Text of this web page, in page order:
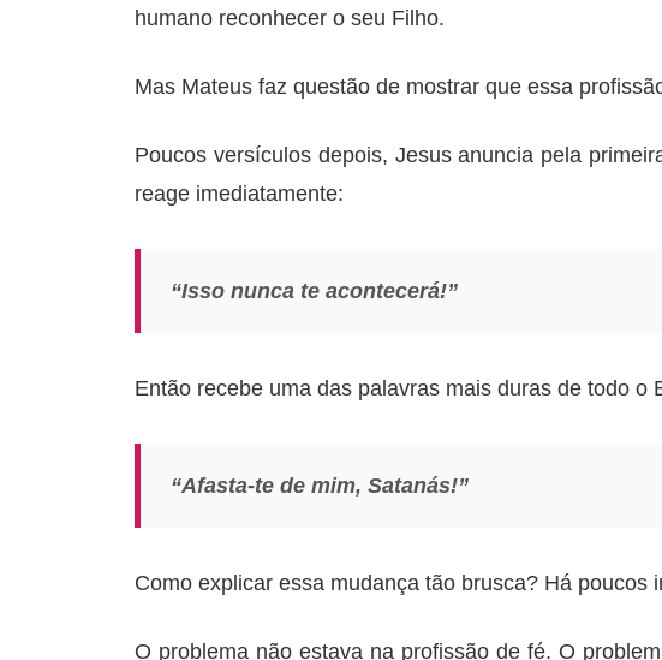
humano reconhecer o seu Filho.
Mas Mateus faz questão de mostrar que essa
Poucos versículos depois, Jesus anuncia pela
reage imediatamente:
“Isso nunca te acontecerá!”
Então recebe uma das palavras mais duras de todo o
“Afasta-te de mim, Satanás!”
Como explicar essa mudança tão brusca? Há
O problema não estava na profissão de fé. O